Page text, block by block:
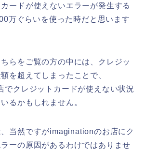
ードが使えないエラーが発生する
万ぐらいを使った時だと思います
らをご覧の方の中には、クレジッ
を超えてしまったことで、
でクレジットカードが使えない状況
るかもしれません。
当然ですがimaginationのお店にク
ーの原因があるわけではありませ